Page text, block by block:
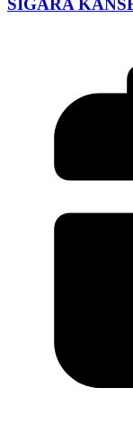
SİGARA